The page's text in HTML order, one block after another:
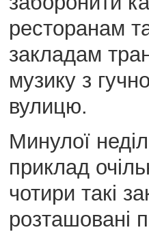
ресторанам
закладам
музику з
вулицю.
Минулої
приклад
чотири такі
розташовані